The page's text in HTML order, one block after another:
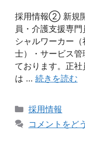
採用情報② 新規
員・介護支援専
シャルワーカー
士）・サービス
ております。正
は … 続きを読む
採用情報
コメントをど